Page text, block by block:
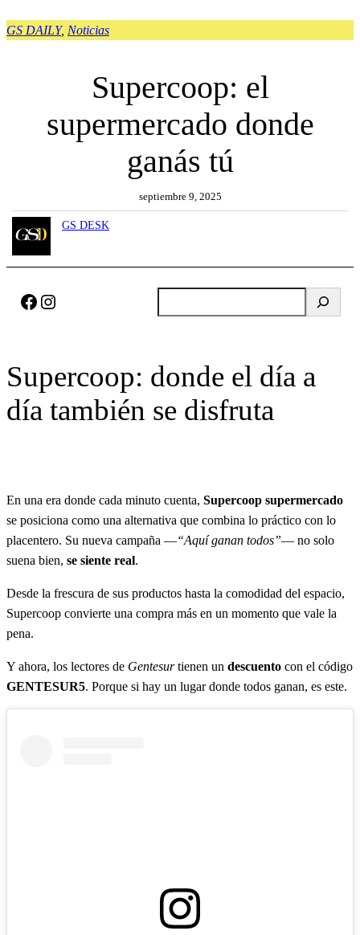
GS DAILY, Noticias
Supercoop: el
supermercado donde
ganás tú
septiembre 9, 2025
GS DESK
Facebook Instagram
u
a
Supercoop: donde el día a
día también se disfruta
En una era donde cada minuto cuenta, Supercoop supermercado
se posiciona como una alternativa que combina lo práctico con lo
placentero. Su nueva campaña —“Aquí ganan todos”— no solo
suena bien, se siente real.
Desde la frescura de sus productos hasta la comodidad del espacio,
Supercoop convierte una compra más en un momento que vale la
pena.
Y ahora, los lectores de Gentesurtienen un descuento con el código
GENTESUR5. Porque si hay un lugar donde todos ganan, es este.